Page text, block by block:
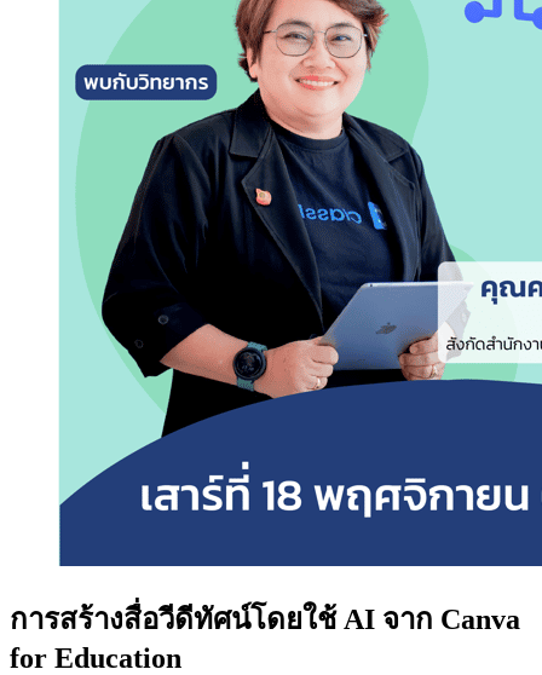
การสร้างสื่อวีดีทัศน์โดยใช้ AI จาก Canva
for Education